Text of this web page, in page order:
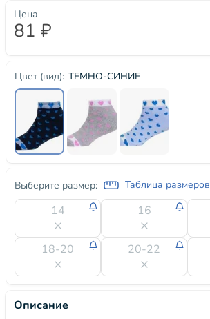
Цвет (вид): ТЕМНО-СИНИЕ
Выберите размер: Таблица размеров
14 16
18-20 20-22
Цена
81 ₽
Описание